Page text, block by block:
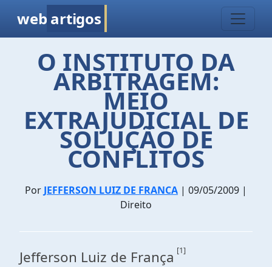
web artigos
O INSTITUTO DA
ARBITRAGEM:
MEIO
EXTRAJUDICIAL DE
SOLUÇÃO DE
CONFLITOS
Por JEFFERSON LUIZ DE FRANCA | 09/05/2009 |
Direito
Jefferson Luiz de França [1]